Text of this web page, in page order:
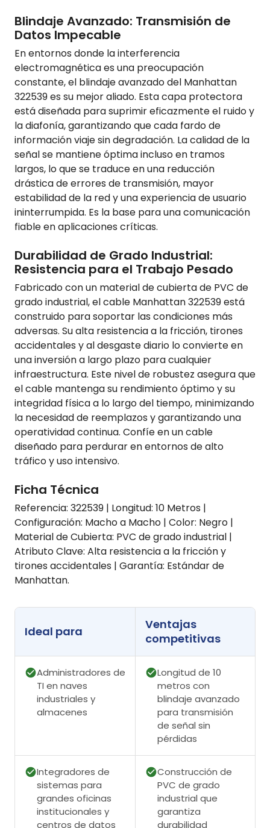
Blindaje Avanzado: Transmisión de
Datos Impecable
En entornos donde la interferencia
electromagnética es una preocupación
constante, el blindaje avanzado del Manhattan
322539 es su mejor aliado. Esta capa protectora
está diseñada para suprimir eficazmente el ruido y
la diafonía, garantizando que cada fardo de
información viaje sin degradación. La calidad de la
señal se mantiene óptima incluso en tramos
largos, lo que se traduce en una reducción
drástica de errores de transmisión, mayor
estabilidad de la red y una experiencia de usuario
ininterrumpida. Es la base para una comunicación
fiable en aplicaciones críticas.
Durabilidad de Grado Industrial:
Resistencia para el Trabajo Pesado
Fabricado con un material de cubierta de PVC de
grado industrial, el cable Manhattan 322539 está
construido para soportar las condiciones más
adversas. Su alta resistencia a la fricción, tirones
accidentales y al desgaste diario lo convierte en
una inversión a largo plazo para cualquier
infraestructura. Este nivel de robustez asegura que
el cable mantenga su rendimiento óptimo y su
integridad física a lo largo del tiempo, minimizando
la necesidad de reemplazos y garantizando una
operatividad continua. Confíe en un cable
diseñado para perdurar en entornos de alto
tráfico y uso intensivo.
Ficha Técnica
Referencia: 322539 | Longitud: 10 Metros |
Configuración: Macho a Macho | Color: Negro |
Material de Cubierta: PVC de grado industrial |
Atributo Clave: Alta resistencia a la fricción y
tirones accidentales | Garantía: Estándar de
Manhattan.
Ideal para
Ventajas
competitivas
Administradores de
TI en naves
industriales y
almacenes
Longitud de 10
metros con
blindaje avanzado
para transmisión
de señal sin
pérdidas
Integradores de
sistemas para
grandes oficinas
institucionales y
centros de datos
Construcción de
PVC de grado
industrial que
garantiza
durabilidad